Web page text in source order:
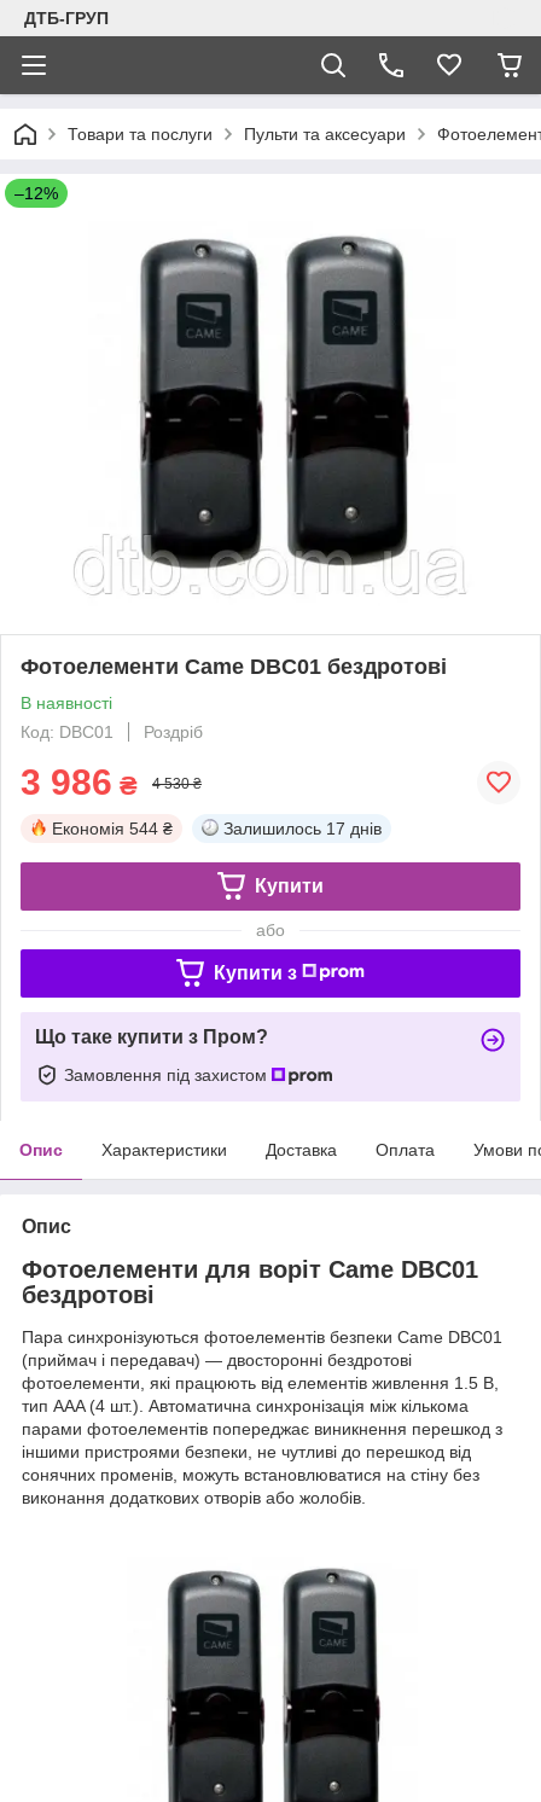
ДТБ-ГРУП
Товари та послуги Пульти та аксесуари
–12%
Фотоелементи Came DBC01 бездротові
В наявності
Код: DBC01
Роздріб
3 986 ₴ 4 530 ₴
Економія 544 ₴ Залишилось 17 днів
Купити
або
Купити з
Що таке купити з Пром?
Замовлення під захистом
Опис Характеристики Доставка Оплата Умови
Опис
Фотоелементи для воріт Came DBC01
бездротові
Пара синхронізуються фотоелементів безпеки Came DBC01
(приймач і передавач) — двосторонні бездротові
фотоелементи, які працюють від елементів живлення 1.5 В,
тип AAA (4 шт.). Автоматична синхронізація між кількома
парами фотоелементів попереджає виникнення перешкод з
іншими пристроями безпеки, не чутливі до перешкод від
сонячних променів, можуть встановлюватися на стіну без
виконання додаткових отворів або жолобів.